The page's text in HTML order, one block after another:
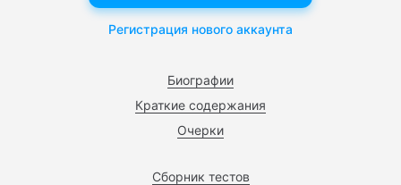
Биографии
Краткие содержания
Очерки
Сборник тестов
Регистрация нового аккаунта